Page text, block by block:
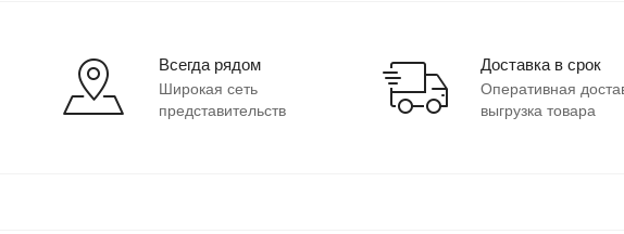
Всегда рядом
Широкая сеть
представительств
Доставка в срок
Оперативная
выгрузка товара